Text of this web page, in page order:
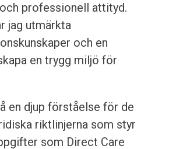
professionell attityd.
jag utmärkta
och en
en trygg miljö för
en djup förståelse för de
riktlinjerna som styr
som Direct Care